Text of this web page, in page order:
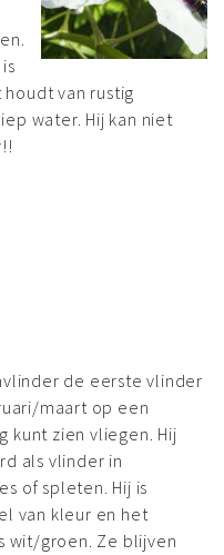
van rustig
water. Hij kan niet
de eerste vlinder
maart op een
kunt zien vliegen. Hij
als vlinder in
of spleten. Hij is
van kleur en het
wit/groen. Ze blijven